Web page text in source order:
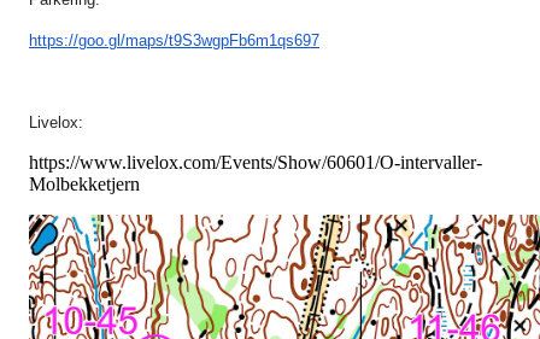
https://goo.gl/maps/t9S3wgpFb6m1qs697
Livelox:
https://www.livelox.com/Events/Show/60601/O-intervaller-
Molbekketjern